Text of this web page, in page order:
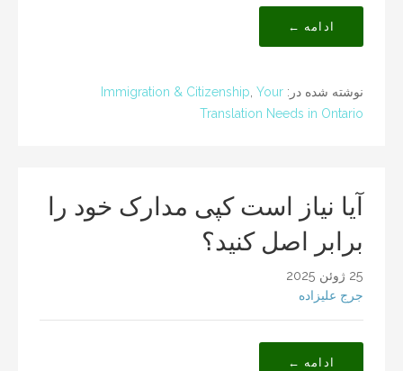
ادامه ←
نوشته شده در: Immigration & Citizenship Your
Translation Needs in Ontario
آیا نیاز است کپی مدارک خود را
برابر اصل کنید؟
25 ژوئن 2025
جرج علیزاده
ادامه ←